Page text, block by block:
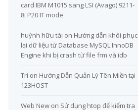
card IBM M1015 sang LSI (Avago) 9211-
8i P20 IT mode
huỳnh hữu tài on Hướng dẫn khôi phục
lại dữ liệu từ Database MySQL InnoDB
Engine khi bị crash từ file frm và idb
Tri on Hướng Dẫn Quản Lý Tên Miền tại
123HOST
Web Newon Sử dụng htop để kiểm tra